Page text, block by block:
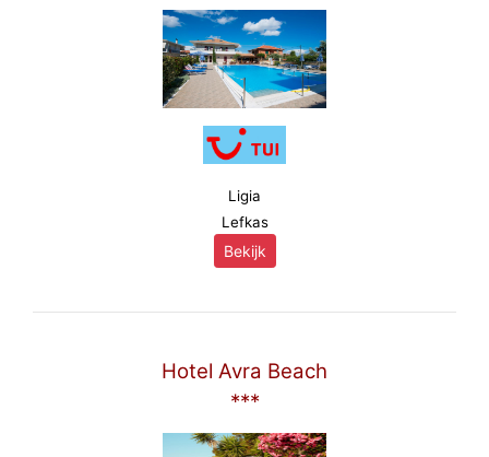
Ligia
Lefkas
Bekijk
Hotel Avra Beach
***